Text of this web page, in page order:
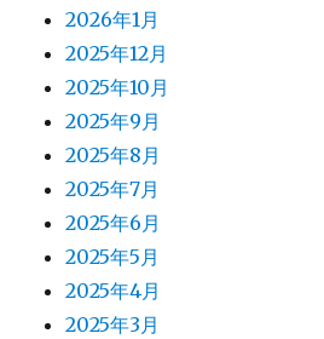
2026年1月
2025年12月
2025年10月
2025年9月
2025年8月
2025年7月
2025年6月
2025年5月
2025年4月
2025年3月